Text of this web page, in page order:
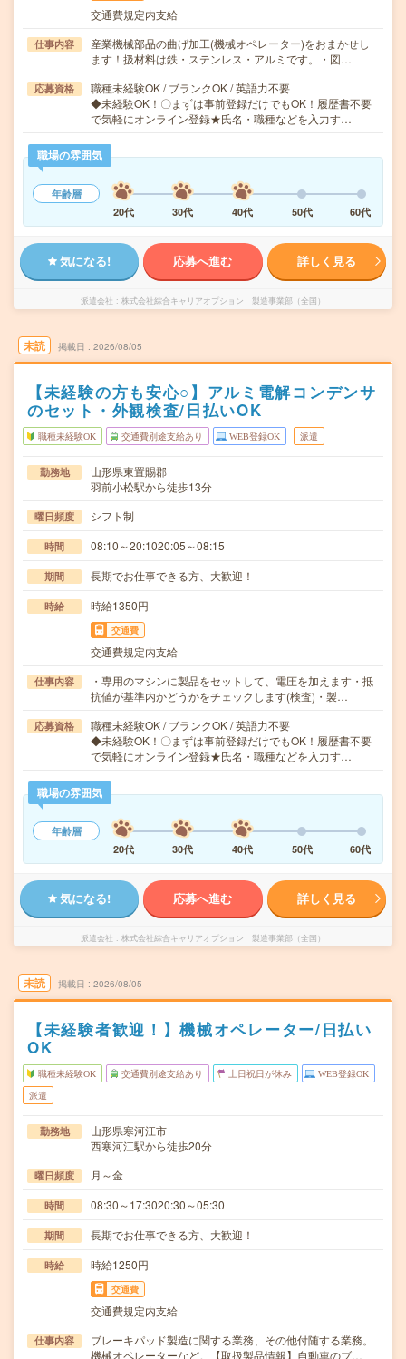
交通費規定内支給
仕事内容
産業機械部品の曲げ加工(機械オペレーター)をおまかせし
ます！扱材料は鉄・ステンレス・アルミです。・図…
応募資格
職種未経験OK / ブランクOK / 英語力不要
◆未経験OK！〇まずは事前登録だけでもOK！履歴書不要
で気軽にオンライン登録★氏名・職種などを入力す…
職場の雰囲気
年齢層
20代
30代 40代 50代 60代
気になる! 応募へ進む 詳しく見る
派遣会社 株式会社綜合キャリアオプション 製造事業部（全国）
未読 掲載日 2026/08/05
【未経験の方も安心○】アルミ電解コンデンサ
のセット・外観検査/日払いOK
職種未経験OK 交通費別途支給あり WEB登録OK 派遣
勤務地
山形県東置賜郡
羽前小松駅から徒歩13分
曜日頻度 シフト制
時間 08:10～20:1020:05～08:15
期間 長期でお仕事できる方、大歓迎！
時給 時給1350円
交通費
交通費規定内支給
仕事内容
・専用のマシンに製品をセットして、電圧を加えます・抵
抗値が基準内かどうかをチェックします(検査)・製…
応募資格
職種未経験OK / ブランクOK / 英語力不要
◆未経験OK！〇まずは事前登録だけでもOK！履歴書不要
で気軽にオンライン登録★氏名・職種などを入力す…
職場の雰囲気
年齢層
20代
30代 40代 50代 60代
気になる! 応募へ進む 詳しく見る
派遣会社 株式会社綜合キャリアオプション 製造事業部（全国）
未読 掲載日 2026/08/05
【未経験者歓迎！】機械オペレーター/日払い
OK
職種未経験OK 交通費別途支給あり 土日祝日が休み WEB登録OK
派遣
勤務地
山形県寒河江市
西寒河江駅から徒歩20分
曜日頻度 月～金
時間 08:30～17:3020:30～05:30
期間 長期でお仕事できる方、大歓迎！
時給 時給1250円
交通費
交通費規定内支給
仕事内容
ブレーキパッド製造に関する業務、その他付随する業務。
機械オペレーターなど。【取扱製品情報】自動車のブ…